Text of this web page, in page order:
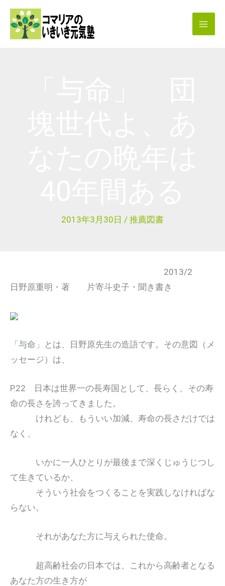
2013年3月30日 / 推薦図書
2013/2
日野原重明・著 片寄斗史子・聞き書き
「与命」とは、日野原先生の造語です。その意図（メ
ッセージ）は、
P.22 日本は世界一の長寿国として、長らく、その寿
命の長さを誇ってきました。
けれども、もういい加減、寿命の長さだけでは
なく、
いかに一人ひとりが最後まで深くじゅうじつし
て生きているか、
そういう社会をつくることを実践しなければな
らない。
それがあなた方に与えられた使命。
超高齢社会の日本では、これから高齢者となる
あなた方の生き方が